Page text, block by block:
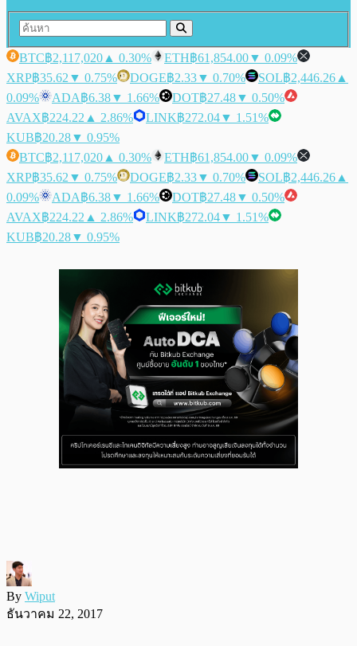
BTC฿2,117,020 ▲ 0.30% ETH฿61,854.00▼ 0.09%
XRP฿35.62 ▼ 0.75% DOGE฿2.33▼ 0.70% SOL฿2,446.26 ▲
0.09%
ADA฿6.38▼ 1.66% DOT฿27.48▼ 0.50%
AVAX฿224.22 ▲ 2.86% LINK฿272.04▼ 1.51%
KUB฿20.28▼ 0.95%
BTC฿2,117,020 ▲ 0.30% ETH฿61,854.00▼ 0.09%
XRP฿35.62 ▼ 0.75% DOGE฿2.33▼ 0.70% SOL฿2,446.26 ▲
0.09%
ADA฿6.38▼ 1.66% DOT฿27.48▼ 0.50%
AVAX฿224.22 ▲ 2.86% LINK฿272.04▼ 1.51%
KUB฿20.28▼ 0.95%
By Wiput
ธันวาคม 22, 2017